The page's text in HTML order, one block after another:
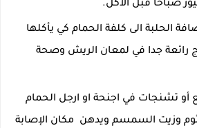
الحلبة الى كلفة الحمام كي يأكلها
رائعة جدا في لمعان الريش وصحة
أو تشنجات في اجنحة او ارجل الحمام
وزيت السمسم ويدهن مكان الإصابة